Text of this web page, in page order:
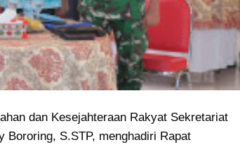
dan Kesejahteraan Rakyat Sekretariat
Bororing, S.STP, menghadiri Rapat